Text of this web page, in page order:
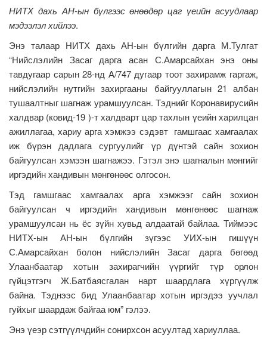
НИТХ дахь АН-ын бүлгээс өнөөдөр цаг үеийн асуудлаар
мэдээлэл хийлээ.
Энэ талаар НИТХ дахь АН-ын бүлгийн дарга М.Тулгат
“Нийслэлийн Засаг дарга асан С.Амарсайхан энэ оны
тавдугаар сарын 28-нд А/747 дугаар тоот захирамж гаргаж,
нийслэлийн нутгийн захиргааны байгууллагын 21 албан
тушаалтныг шагнаж урамшуулсан. Тэднийг Коронавирусийн
халдвар (ковид-19 )-т халдварт цар тахлын үеийн харилцан
ажиллагаа, хариу арга хэмжээ сэдэвт гамшгаас хамгаалах
иж бүрэн дадлага сургуулийг үр дүнтэй сайн зохион
байгуулсан хэмээн шагнажээ. Гэтэл энэ шагналын мөнгийг
иргэдийн хандивын мөнгөнөөс олгосон.
Тэд гамшгаас хамгаалах арга хэмжээг сайн зохион
байгуулсан ч иргэдийн хандивын мөнгөнөөс шагнаж
урамшуулсан нь ёс зүйн хувьд алдаатай байлаа. Тиймээс
НИТХ-ын АН-ын бүлгийн зүгээс УИХ-ын гишүүн
С.Амарсайхан болон нийслэлийн Засаг дарга бөгөөд
Улаанбаатар хотын захирагчийн үүргийг түр орлон
гүйцэтгэгч Ж.Батбаясгалан нарт шаардлага хүргүүлж
байна. Тэднээс бид Улаанбаатар хотын иргэдээ уучлал
гуйхыг шаардаж байгаа юм” гэлээ.
Энэ үеэр сэтгүүлчдийн сонирхсон асуултад хариуллаа.